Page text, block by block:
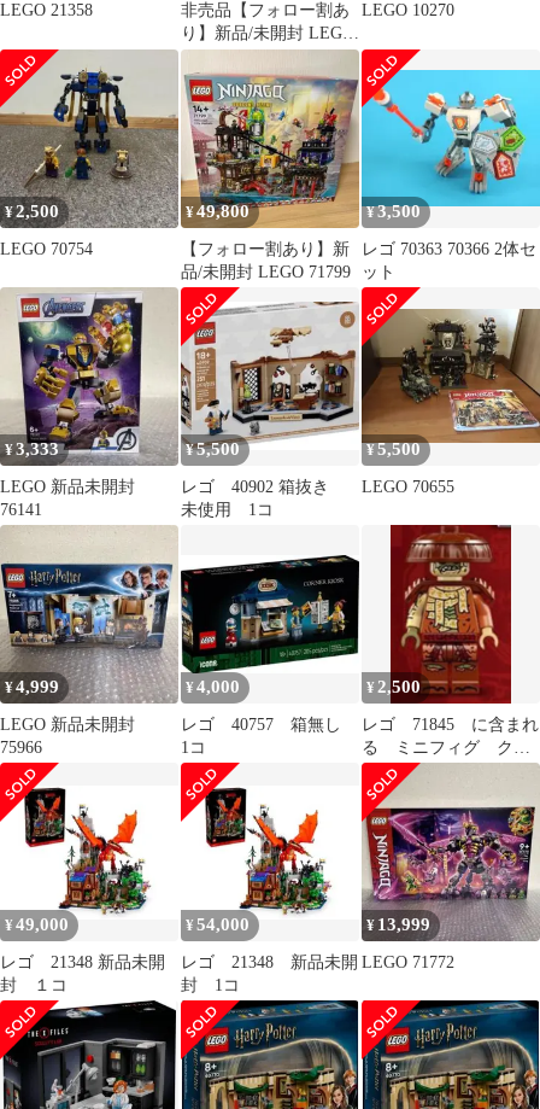
LEGO 21358
非売品【フォロー割あ
り】新品/未開封 LEGO
40595
LEGO 10270
¥2,500
LEGO 70754
¥49,800
【フォロー割あり】新
品/未開封 LEGO 71799
¥3,500
レゴ 70363 70366 2体セ
ット
¥3,333
LEGO 新品未開封
76141
¥5,500
レゴ 40902 箱抜き
未使用 1コ
¥5,500
LEGO 70655
¥4,999
LEGO 新品未開封
75966
¥4,000
レゴ 40757 箱無し
1コ
¥ 2,500
レゴ 71845 に含まれ
る ミニフィグ ク
ル 1つ
¥49,000
レゴ 21348 新品未開
封 １コ
¥54,000
レゴ 21348 新品未開
封 1コ
¥ 13,999
LEGO 71772